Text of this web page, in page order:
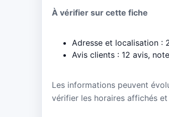
À vérifier sur cette fiche
Adresse et localisation :
Avis clients : 12 avis,
Les informations peuvent
vérifier les horaires affichés et